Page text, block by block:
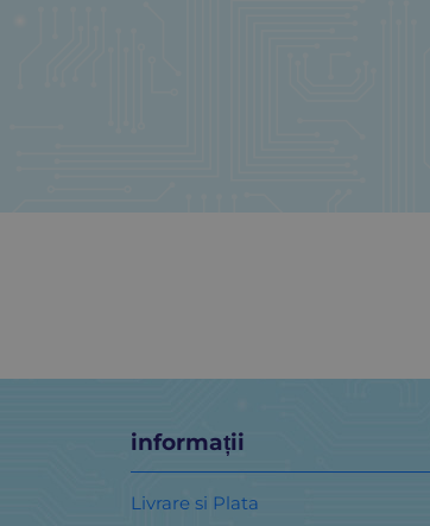
informații
Livrare si Plata